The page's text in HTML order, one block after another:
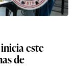
este
de